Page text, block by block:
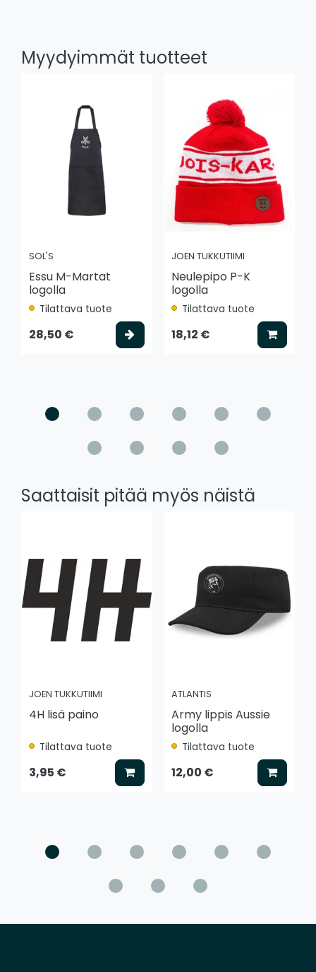
Myydyimmät tuotteet
SOL'S
Essu M-Martat
logolla
Tilattava tuote
28,50 € Valitse vaihtoehto
JOEN TUKKUTIIMI
Neulepipo P-K
logolla
Tilattava tuote
18,12 € Lisää
Saattaisit pitää myös näistä
JOEN TUKKUTIIMI
4H lisä paino
Tilattava tuote
3,95 € Lisää koriin
ATLANTIS
Army lippis Aussie
logolla
Tilattava tuote
12,00 € Lisää